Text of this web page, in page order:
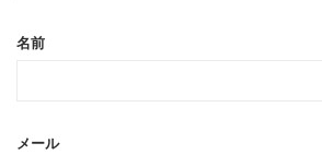
名前
メール